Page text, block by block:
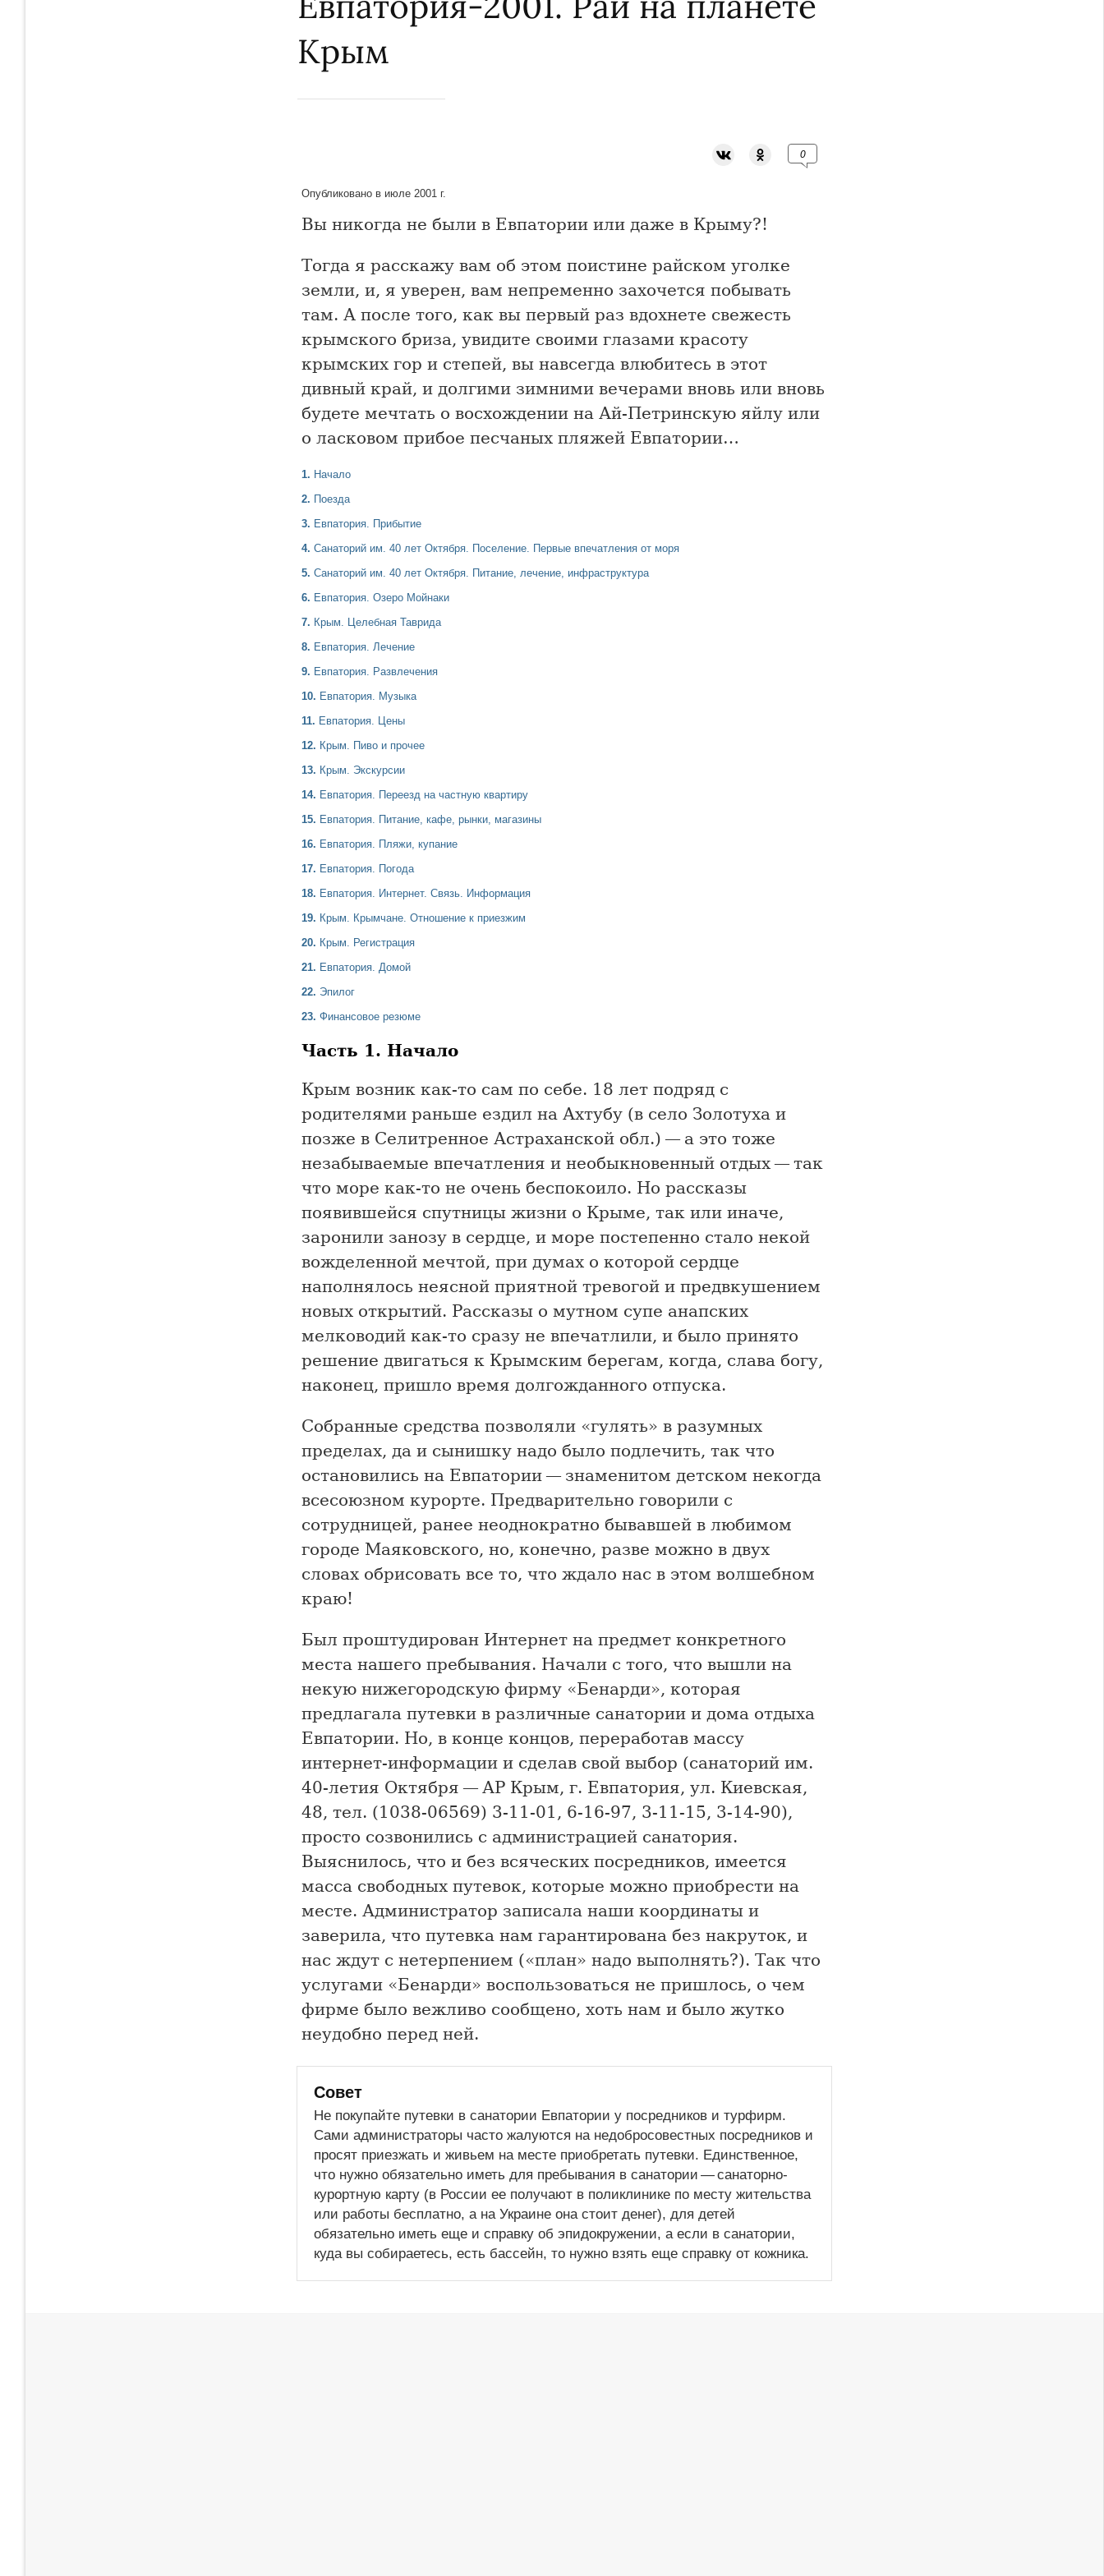
Крым
0
Опубликовано в июле 2001 г.
Вы никогда не были в Евпатории или даже в Крыму?!
Тогда я расскажу вам об этом поистине райском уголке
земли, и, я уверен, вам непременно захочется побывать
там. А после того, как вы первый раз вдохнете свежесть
крымского бриза, увидите своими глазами красоту
крымских гор и степей, вы навсегда влюбитесь в этот
дивный край, и долгими зимними вечерами вновь или вновь
будете мечтать о восхождении на Ай-Петринскую яйлу или
о ласковом прибое песчаных пляжей Евпатории…
1. Начало
2. Поезда
3. Евпатория. Прибытие
4. Санаторий им. 40 лет Октября. Поселение. Первые впечатления от моря
5. Санаторий им. 40 лет Октября. Питание, лечение, инфраструктура
6. Евпатория. Озеро Мойнаки
7. Крым. Целебная Таврида
8. Евпатория. Лечение
9. Евпатория. Развлечения
10. Евпатория. Музыка
11. Евпатория. Цены
12. Крым. Пиво и прочее
13. Крым. Экскурсии
14. Евпатория. Переезд на частную квартиру
15. Евпатория. Питание, кафе, рынки, магазины
16. Евпатория. Пляжи, купание
17. Евпатория. Погода
18. Евпатория. Интернет. Связь. Информация
19. Крым. Крымчане. Отношение к приезжим
20. Крым. Регистрация
21. Евпатория. Домой
22. Эпилог
23. Финансовое резюме
Часть 1. Начало
Крым возник как-то сам по себе. 18 лет подряд с
родителями раньше ездил на Ахтубу (в село Золотуха и
позже в Селитренное Астраханской обл.) — а это тоже
незабываемые впечатления и необыкновенный отдых — так
что море как-то не очень беспокоило. Но рассказы
появившейся спутницы жизни о Крыме, так или иначе,
заронили занозу в сердце, и море постепенно стало некой
вожделенной мечтой, при думах о которой сердце
наполнялось неясной приятной тревогой и предвкушением
новых открытий. Рассказы о мутном супе анапских
мелководий как-то сразу не впечатлили, и было принято
решение двигаться к Крымским берегам, когда, слава богу,
наконец, пришло время долгожданного отпуска.
Собранные средства позволяли «гулять» в разумных
пределах, да и сынишку надо было подлечить, так что
остановились на Евпатории — знаменитом детском некогда
всесоюзном курорте. Предварительно говорили с
сотрудницей, ранее неоднократно бывавшей в любимом
городе Маяковского, но, конечно, разве можно в двух
словах обрисовать все то, что ждало нас в этом волшебном
краю!
Был проштудирован Интернет на предмет конкретного
места нашего пребывания. Начали с того, что вышли на
некую нижегородскую фирму «Бенарди», которая
предлагала путевки в различные санатории и дома отдыха
Евпатории. Но, в конце концов, переработав массу
интернет-информации и сделав свой выбор (санаторий им.
40-летия Октября — АР Крым, г. Евпатория, ул. Киевская,
48, тел. (1038-06569) 3-11-01, 6-16-97, 3-11-15, 3-14-90),
просто созвонились с администрацией санатория.
Выяснилось, что и без всяческих посредников, имеется
масса свободных путевок, которые можно приобрести на
месте. Администратор записала наши координаты и
заверила, что путевка нам гарантирована без накруток, и
нас ждут с нетерпением («план» надо выполнять?). Так что
услугами «Бенарди» воспользоваться не пришлось, о чем
фирме было вежливо сообщено, хоть нам и было жутко
неудобно перед ней.
Совет
Не покупайте путевки в санатории Евпатории у посредников и турфирм.
Сами администраторы часто жалуются на недобросовестных посредников и
просят приезжать и живьем на месте приобретать путевки. Единственное,
что нужно обязательно иметь для пребывания в санатории — санаторно-
курортную карту (в России ее получают в поликлинике по месту жительства
или работы бесплатно, а на Украине она стоит денег), для детей
обязательно иметь еще и справку об эпидокружении, а если в санатории,
куда вы собираетесь, есть бассейн, то нужно взять еще справку от кожника.